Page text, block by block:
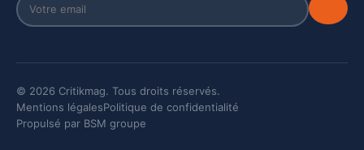
© 2026 Critikmag. Tous droits réservés.
Mentions légalesPolitique de confidentialité
Propulsé par BSM groupe